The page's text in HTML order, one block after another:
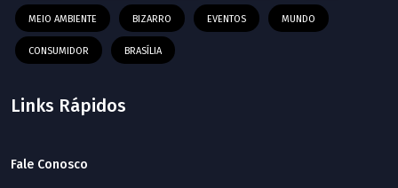
MEIO AMBIENTE BIZARRO EVENTOS MUNDO
CONSUMIDOR BRASÍLIA
Links Rápidos
Fale Conosco